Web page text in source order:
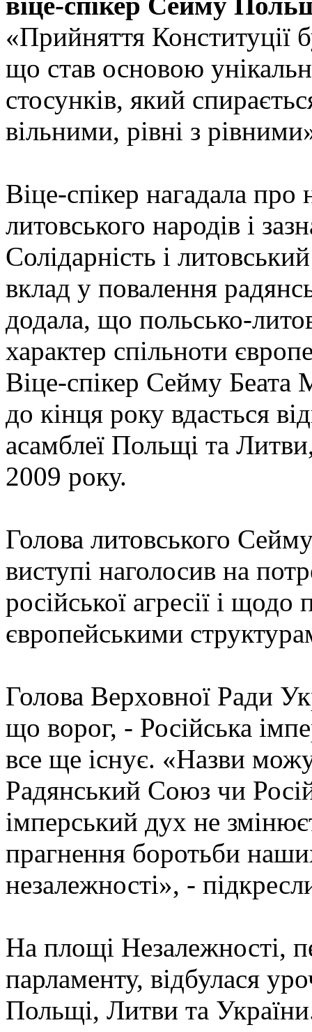
«Прийняття
що став основою
стосунків, який
вільними, рівні з
Віце-спікер нагадала про
литовського народів і
Солідарність і
вклад у повалення
додала, що польсько-
характер спільноти
Віце-спікер Сейму
до кінця року вдасться
асамблеї Польщі та
2009 року.
Голова литовського
виступі наголосив на
російської агресії і щодо
європейськими
Голова Верховної Ради
що ворог, - Російська
все ще існує. «Назви
Радянський Союз чи
імперський дух не
прагнення боротьби
незалежності», -
На площі Незалежності,
парламенту, відбулася
Польщі, Литви та